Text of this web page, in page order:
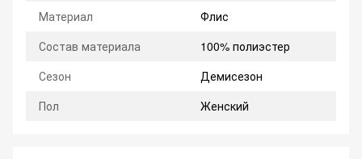
Материал
Флис
Состав материала
100% полиэстер
Сезон
Демисезон
Пол
Женский